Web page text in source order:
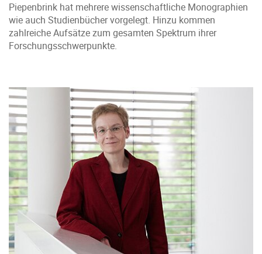
Piepenbrink hat mehrere wissenschaftliche Monographien
wie auch Studienbücher vorgelegt. Hinzu kommen
zahlreiche Aufsätze zum gesamten Spektrum ihrer
Forschungsschwerpunkte.